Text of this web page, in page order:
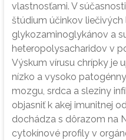
vlastnosťami. V
štúdium účinkov
glykozaminoglykánov a
heteropolysacharidov v
Výskum vírusu chrípky je
nízko a vysoko
mozgu, srdca a sleziny
objasniť k akej imunitnej
dochádza s dôrazom na
cytokínové profily v